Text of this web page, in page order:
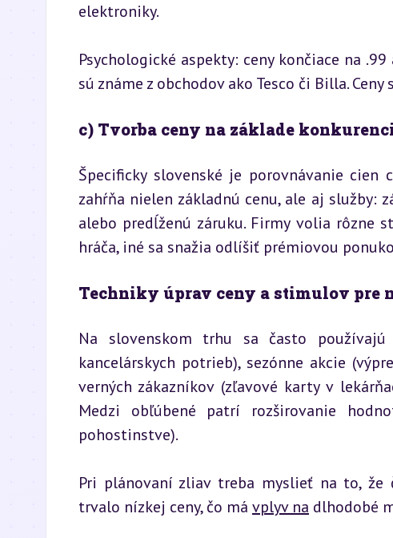
elektroniky.
Psychologické aspekty: ceny končiace na
sú známe z obchodov ako Tesco či Billa.
c) Tvorba ceny na základe
Špecificky slovenské je porovnávanie cien
zahŕňa nielen základnú cenu, ale aj služby:
alebo predĺženú záruku. Firmy volia rôzne
hráča, iné sa snažia odlíšiť prémiovou
Techniky úprav ceny a stimulov pre
Na slovenskom trhu sa často
kancelárskych potrieb), sezónne akcie
verných zákazníkov (zľavové karty v
Medzi obľúbené patrí rozširovanie
pohostinstve).
Pri plánovaní zliav treba myslieť na to, že
trvalo nízkej ceny, čo má vplyv na dlhodobé